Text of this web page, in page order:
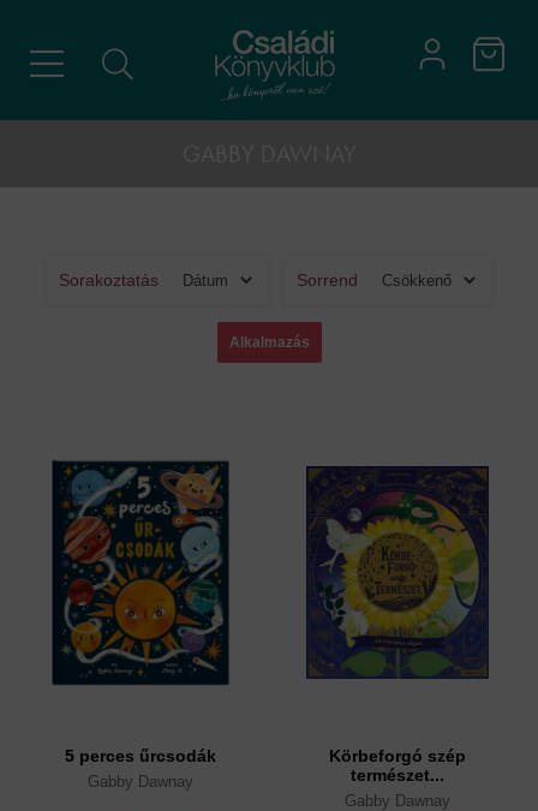
Sorakoztatás Sorrend
5 perces űrcsodák
Gabby Dawnay
Körbeforgó szép
természet...
Gabby Dawnay